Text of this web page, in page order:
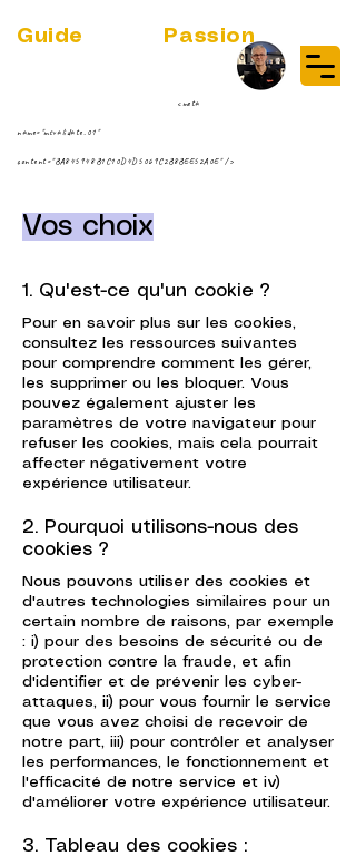
Guide Passion
<meta
name="msvalidate.01"
content="BA845948B1C10D4D5069C2B8BEE52A0E" />
Vos choix
1. Qu'est-ce qu'un cookie ?
Pour en savoir plus sur les cookies,
consultez les ressources suivantes
pour comprendre comment les gérer,
les supprimer ou les bloquer. Vous
pouvez également ajuster les
paramètres de votre navigateur pour
refuser les cookies, mais cela pourrait
affecter négativement votre
expérience utilisateur.
2. Pourquoi utilisons-nous des
cookies ?
Nous pouvons utiliser des cookies et
d'autres technologies similaires pour un
certain nombre de raisons, par exemple
: i) pour des besoins de sécurité ou de
protection contre la fraude, et afin
d'identifier et de prévenir les cyber-
attaques, ii) pour vous fournir le service
que vous avez choisi de recevoir de
notre part, iii) pour contrôler et analyser
les performances, le fonctionnement et
l'efficacité de notre service et iv)
d'améliorer votre expérience utilisateur.
3. Tableau des cookies :